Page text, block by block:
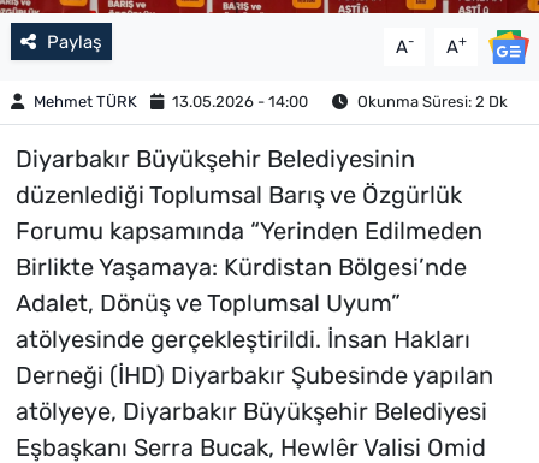
Paylaş A- A+
Mehmet TÜRK 13.05.2026 - 14:00 Okunma Süresi: 2 Dk
Diyarbakır Büyükşehir Belediyesinin
düzenlediği Toplumsal Barış ve Özgürlük
Forumu kapsamında “Yerinden Edilmeden
Birlikte Yaşamaya: Kürdistan Bölgesi’nde
Adalet, Dönüş ve Toplumsal Uyum”
atölyesinde gerçekleştirildi. İnsan Hakları
Derneği (İHD) Diyarbakır Şubesinde yapılan
atölyeye, Diyarbakır Büyükşehir Belediyesi
Eşbaşkanı Serra Bucak, Hewlêr Valisi Omid